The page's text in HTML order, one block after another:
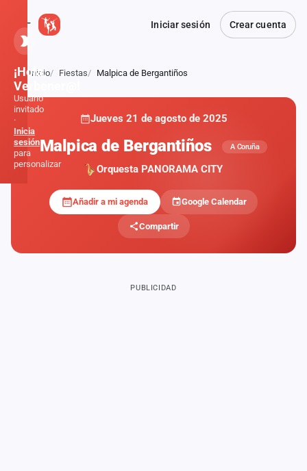
Iniciar sesión Crear cuenta
Atrás
Inicio Fiestas Malpica de Bergantiños
Jueves 21 de agosto de 2025
Malpica de Bergantiños A Coruña
Orquesta PANORAMA CITY
Añadir a mi agenda Google Calendar
Compartir
PUBLICIDAD
¡Hola,
Verbener@!
Usuario
invitado
·
Inicia
sesión
para
personalizar